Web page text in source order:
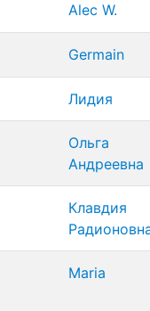
Alec W.
Germain
Лидия
Ольга
Андреевна
Клавдия
Maria